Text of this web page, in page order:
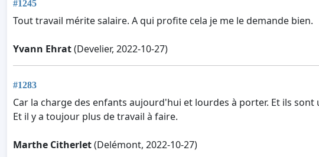
#1245
Tout travail mérite salaire. A qui profite cela je me le demande bien.
Yvann Ehrat(Develier, 2022-10-27)
#1283
Car la charge des enfants aujourd'hui et lourdes à porter. Et ils
Et il y a toujour plus de travail à faire.
Marthe Citherlet(Delémont, 2022-10-27)